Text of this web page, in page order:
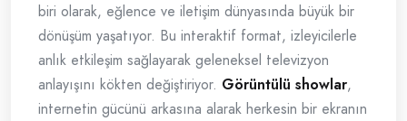
biri olarak, eğlence ve iletişim dünyasında büyük bir
dönüşüm yaşatıyor. Bu interaktif format, izleyicilerle
anlık etkileşim sağlayarak geleneksel televizyon
anlayışını kökten değiştiriyor. Görüntülü showlar,
internetin gücünü arkasına alarak herkesin bir ekranın